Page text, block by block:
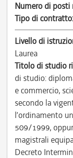
Numero di posti
Tipo di contratto:
Livello di
Laurea
Titolo di studio
di studio:
e commercio,
secondo la
l’ordinamento
509/1999,
magistrali
Decreto